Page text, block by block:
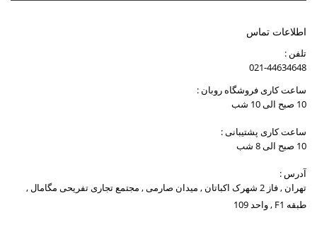
اطلاعات تماس
تلفن :
021-44634648
ساعت کاری فروشگاه روبان :
10 صبح الی 10 شب
ساعت کاری پشتیبانی :
10 صبح الی 8 شب
آدرس :
تهران , فاز 2 شهرک اکباتان , میدان صارمی , مجتمع تجاری تفریحی مگامال ,
طبقه F1 , واحد 109